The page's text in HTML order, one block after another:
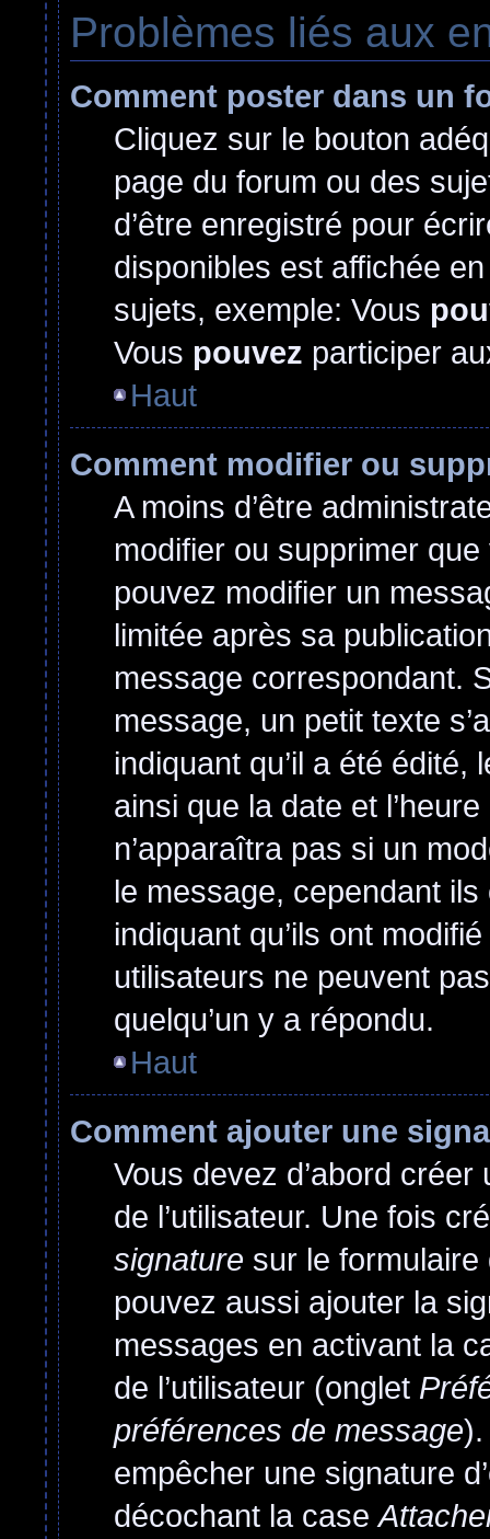
Problèmes liés aux
Comment poster dans un
Cliquez sur le bouton
page du forum ou des
d’être enregistré pour
disponibles est affichée
sujets, exemple: Vous
Vous pouvez participer
Haut
Comment modifier ou
A moins d’être
modifier ou supprimer
pouvez modifier un
limitée après sa
message correspondant.
message, un petit texte
indiquant qu’il a été édité,
ainsi que la date et
n’apparaîtra pas si un
le message, cependant
indiquant qu’ils ont
utilisateurs ne peuvent
quelqu’un y a répondu.
Haut
Comment ajouter une
Vous devez d’abord
de l’utilisateur. Une fois
signature sur le
pouvez aussi ajouter la
messages en activant la
de l’utilisateur (onglet
préférences de message).
empêcher une signature
décochant la case